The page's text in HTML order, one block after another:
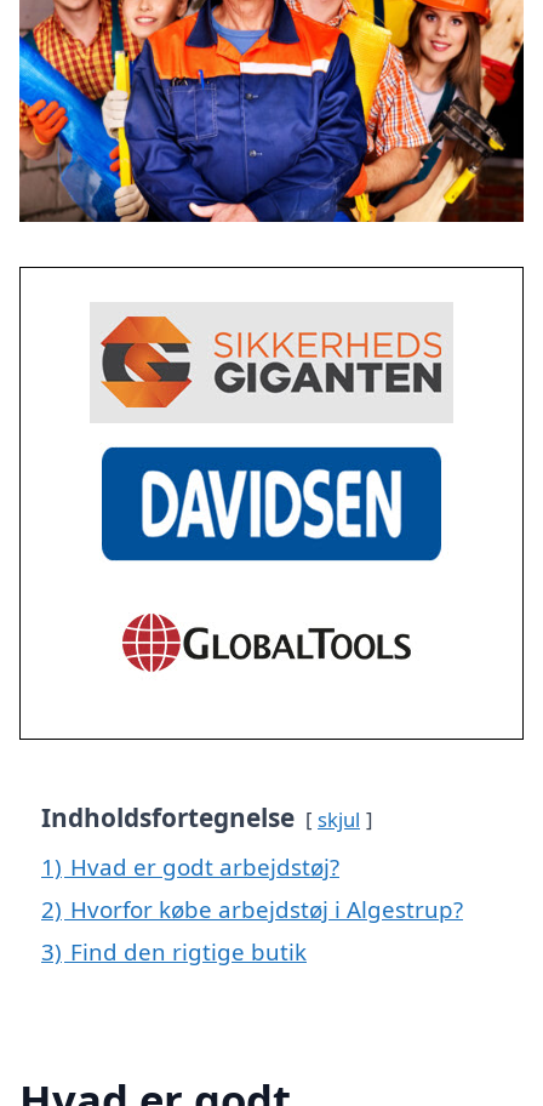
Indholdsfortegnelse skjul
1) Hvad er godt arbejdstøj?
2) Hvorfor købe arbejdstøj i Algestrup?
3) Find den rigtige butik